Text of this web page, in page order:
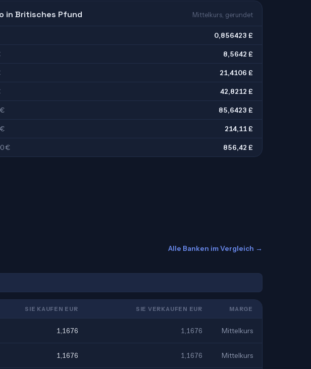
in Britisches Pfund Mittelkurs, gerundet
0,856423 £
8,5642 £
21,4106 £
42,8212 £
85,6423 £
214,11 £
€ 856,42 £
Alle Banken im Vergleich →
SIE KAUFEN EUR SIE VERKAUFEN EUR MARGE
1,1676 1,1676 Mittelkurs
1,1676 1,1676 Mittelkurs